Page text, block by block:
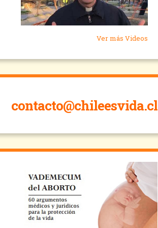
Ver más Videos
contacto@chileesvida.cl